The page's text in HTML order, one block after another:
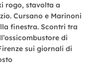
rogo, stavolta a
Cursano e Marinoni
finestra. Scontri tra
di
sui giornali di